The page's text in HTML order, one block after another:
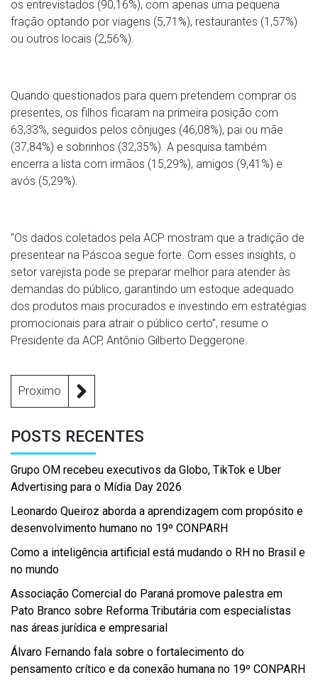
os entrevistados (90,16%), com apenas uma pequena
fração optando por viagens (5,71%), restaurantes (1,57%)
ou outros locais (2,56%).
Quando questionados para quem pretendem comprar os
presentes, os filhos ficaram na primeira posição com
63,33%, seguidos pelos cônjuges (46,08%), pai ou mãe
(37,84%) e sobrinhos (32,35%). A pesquisa também
encerra a lista com irmãos (15,29%), amigos (9,41%) e
avós (5,29%).
“Os dados coletados pela ACP mostram que a tradição de
presentear na Páscoa segue forte. Com esses insights, o
setor varejista pode se preparar melhor para atender às
demandas do público, garantindo um estoque adequado
dos produtos mais procurados e investindo em estratégias
promocionais para atrair o público certo”, resume o
Presidente da ACP, Antônio Gilberto Deggerone.
Proximo
POSTS RECENTES
Grupo OM recebeu executivos da Globo, TikTok e Uber
Advertising para o Mídia Day 2026
Leonardo Queiroz aborda a aprendizagem com propósito e
desenvolvimento humano no 19º CONPARH
Como a inteligência artificial está mudando o RH no Brasil e
no mundo
Associação Comercial do Paraná promove palestra em
Pato Branco sobre Reforma Tributária com especialistas
nas áreas jurídica e empresarial
Álvaro Fernando fala sobre o fortalecimento do
pensamento crítico e da conexão humana no 19º CONPARH